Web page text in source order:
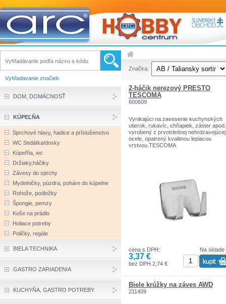
Značka:
2-háčik nerezový PRESTO
TESCOMA
600609
Vynikajúci na zavesenie kuchynských
utierok, rukavíc, chňapiek, záster
vyrobený z prvotriednej nehrdzavejúcej
ocele, opatrený kvalitnou lepiacou
vrstvou.TESCOMA
Na sklade
cena s DPH:
3,37 €
bez DPH 2,74 €
Biele krúžky na záves AWD
211409
Vyhľadavanie značiek
DOM, DOMÁCNOSŤ
KÚPEĽŇA
Sprchové hlavy, hadice a príslušenstvo
WC Sedátka/dosky
Kúpeľňa, wc
Držiaky,háčiky
Závesy do sprchy
Mydelničky, púzdra, poháre do kúpelne
Rohože, podložky
Špongie, pemzy
Koše na prádlo
Holiace potreby
Poličky, regále
BIELA TECHNIKA
GASTRO ZARIADENIA
KUCHYŇA, GASTRO POTREBY